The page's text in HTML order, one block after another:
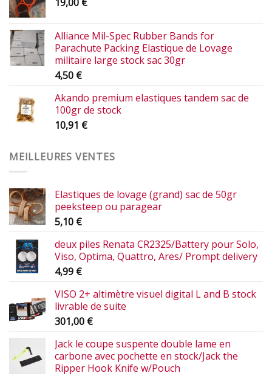
Alliance Mil-Spec Rubber Bands for
Parachute Packing Elastique de Lovage
militaire large stock sac 30gr
4,50 €
Akando premium elastiques tandem sac de
100gr de stock
10,91 €
MEILLEURES VENTES
Elastiques de lovage (grand) sac de 50gr
peeksteep ou paragear
5,10 €
deux piles Renata CR2325/Battery pour Solo,
Viso, Optima, Quattro, Ares/ Prompt delivery
4,99 €
VISO 2+ altimètre visuel digital L and B stock
livrable de suite
301,00 €
Jack le coupe suspente double lame en
carbone avec pochette en stock/Jack the
Ripper Hook Knife w/Pouch